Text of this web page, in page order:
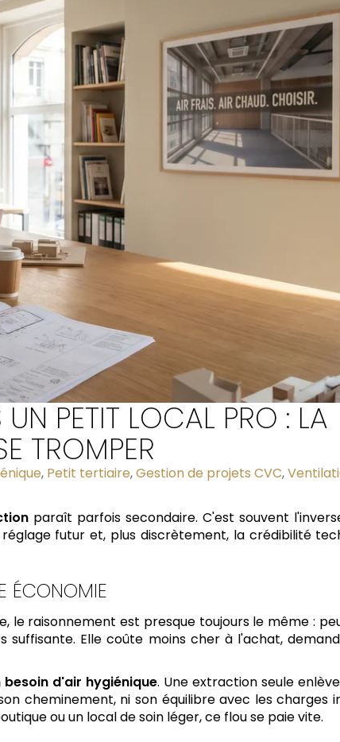
PETIT LOCAL PRO : LA
TROMPER
, Petit tertiaire,Gestion de projets CVC,
paraît parfois secondaire. C'est souvent
futur et, plus discrètement, la crédibilité
ÉCONOMIE
le raisonnement est presque toujours le même :
suffisante. Elle coûte moins cher à l'achat,
d'air hygiénique. Une extraction seule
cheminement, ni son équilibre avec les charges
ou un local de soin léger, ce flou se paie vite.